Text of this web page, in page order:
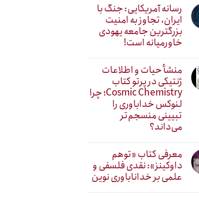
رسانه آمریکایی: جنگ با
ایران، تجاوز به امنیت
بزرگترین جامعه یهودی
خاورمیانه است!
منشأ حیات و اطلاعات
ژنتیکی در پرتو کتاب
Cosmic Chemistry؛ چرا
لنوکس خداباوری را
تبیینی منسجم‌تر
می‌داند؟
معرفی کتاب «توهم
داوکینز»: نقدی فلسفی و
علمی بر خداناباوری نوین